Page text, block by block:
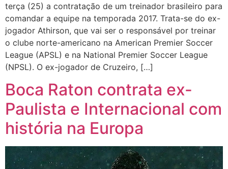
terça (25) a contratação de um treinador brasileiro para
comandar a equipe na temporada 2017. Trata-se do ex-
jogador Athirson, que vai ser o responsável por treinar
o clube norte-americano na American Premier Soccer
League (APSL) e na National Premier Soccer League
(NPSL). O ex-jogador de Cruzeiro, […]
Boca Raton contrata ex-
Paulista e Internacional com
história na Europa